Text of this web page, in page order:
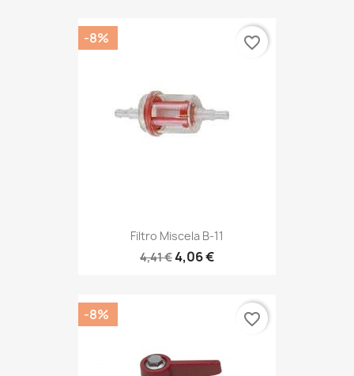
Filtro Miscela B-11
4,41 €4,06 €
-8% favorite_border
-8% favorite_border